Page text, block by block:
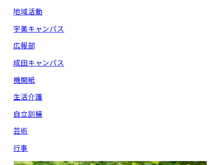
地域活動
宇美キャンパス
広報部
成田キャンパス
機関紙
生活介護
自立訓練
芸術
行事